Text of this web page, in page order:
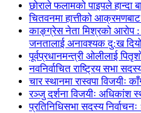
छोराले फलामको पाइपले हान्दा
चितवनमा हात्तीको
काङ्ग्रेस नेता मिश्रको आरोप :
जनतालाई अनावश्यक दु:ख
पूर्वप्रधानमन्त्री ओलीलाई
नवनिर्वाचित राष्ट्रिय सभा
चार स्थानमा रास्वपा विजयीः
रञ्जु दर्शना विजयीः अधिकांश
प्रतिनिधिसभा सदस्य